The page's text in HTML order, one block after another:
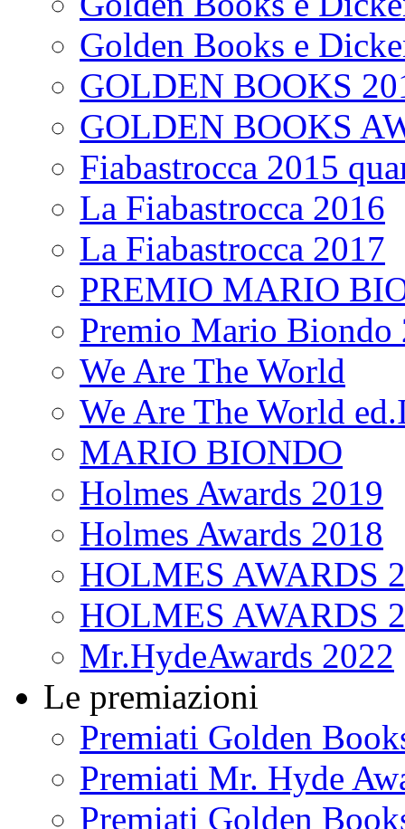
Golden Books e
GOLDEN BOOKS
GOLDEN BOOKS
Fiabastrocca 2015
La Fiabastrocca 2016
La Fiabastrocca 2017
PREMIO MARIO
Premio Mario Biondo
We Are The World
We Are The World
MARIO BIONDO
Holmes Awards 2019
Holmes Awards 2018
HOLMES AWARDS
HOLMES AWARDS
Mr.HydeAwards 2022
Le premiazioni
Premiati Golden
Premiati Mr. Hyde
Premiati Golden